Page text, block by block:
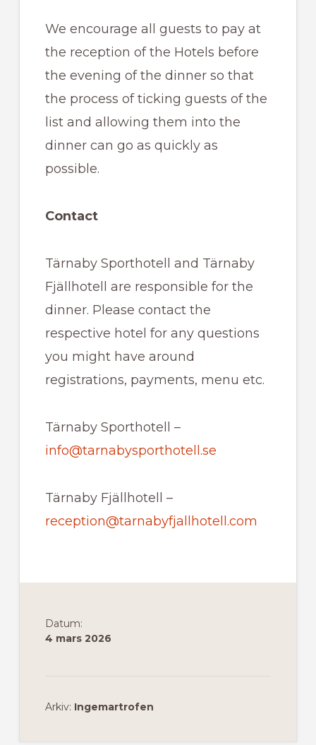
We encourage all guests to pay at
the reception of the Hotels before
the evening of the dinner so that
the process of ticking guests of the
list and allowing them into the
dinner can go as quickly as
possible.
Contact
Tärnaby Sporthotell and Tärnaby
Fjällhotell are responsible for the
dinner. Please contact the
respective hotel for any questions
you might have around
registrations, payments, menu etc.
Tärnaby Sporthotell –
info@tarnabysporthotell.se
Tärnaby Fjällhotell –
reception@tarnabyfjallhotell.com
Datum:
4 mars 2026
Arkiv: Ingemartrofen